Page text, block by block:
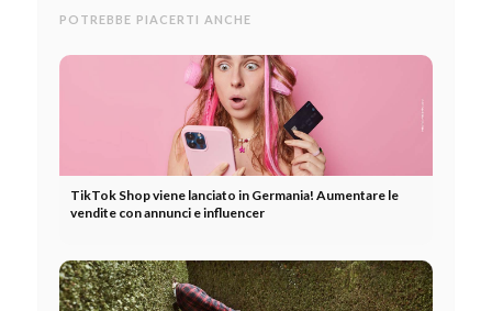
POTREBBE PIACERTI ANCHE
TikTok Shop viene lanciato in Germania! Aumentare le
vendite con annunci e influencer